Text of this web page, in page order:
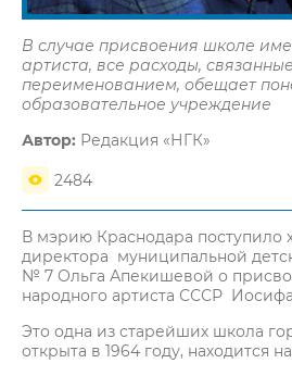
В случае присвоения школе
артиста, все расходы,
переименованием, обещает
образовательное учреждение
Автор: Редакция «НГК»
2484
В мэрию Краснодара поступило
директора муниципальной
№ 7 Ольга Апекишевой о
народного артиста СССР
Это одна из старейших школа
открыта в 1964 году, находится